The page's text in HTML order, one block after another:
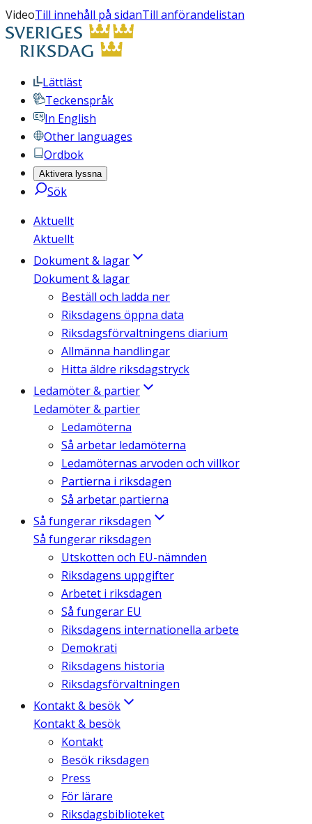
VideoTill innehåll på sidanTill anförandelistan
Lättläst
Teckenspråk
In English
Other languages
Ordbok
Aktivera lyssna
Sök
Aktuellt
Aktuellt
Dokument & lagar
Dokument & lagar
Beställ och ladda ner
Riksdagens öppna data
Riksdagsförvaltningens diarium
Allmänna handlingar
Hitta äldre riksdagstryck
Ledamöter & partier
Ledamöter & partier
Ledamöterna
Så arbetar ledamöterna
Ledamöternas arvoden och villkor
Partierna i riksdagen
Så arbetar partierna
Så fungerar riksdagen
Så fungerar riksdagen
Utskotten och EU-nämnden
Riksdagens uppgifter
Arbetet i riksdagen
Så fungerar EU
Riksdagens internationella arbete
Demokrati
Riksdagens historia
Riksdagsförvaltningen
Kontakt & besök
Kontakt & besök
Kontakt
Besök riksdagen
Press
För lärare
Riksdagsbiblioteket